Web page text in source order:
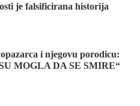
je falsificirana historija
i njegovu porodicu:
MOGLA DA SE SMIRE“